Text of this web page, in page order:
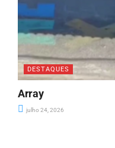
DESTAQUES
Array
julho 24, 2026